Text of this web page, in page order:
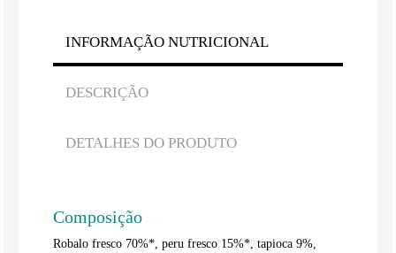
INFORMAÇÃO NUTRICIONAL
DESCRIÇÃO
DETALHES DO PRODUTO
Composição
Robalo fresco 70%*, peru fresco 15%*, tapioca 9%,